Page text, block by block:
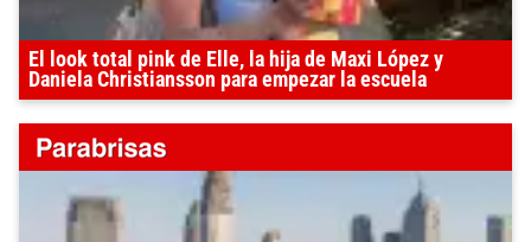
El look total pink de Elle, la hija de Maxi López y
Daniela Christiansson para empezar la escuela